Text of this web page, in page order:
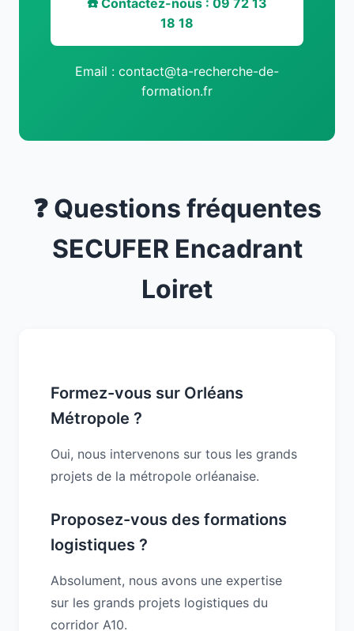
☎️ Contactez-nous : 09 72 13
18 18
Email : contact@ta-recherche-de-
formation.fr
❓ Questions fréquentes
SECUFER Encadrant
Loiret
Formez-vous sur Orléans
Métropole ?
Oui, nous intervenons sur tous les grands
projets de la métropole orléanaise.
Proposez-vous des formations
logistiques ?
Absolument, nous avons une expertise
sur les grands projets logistiques du
corridor A10.